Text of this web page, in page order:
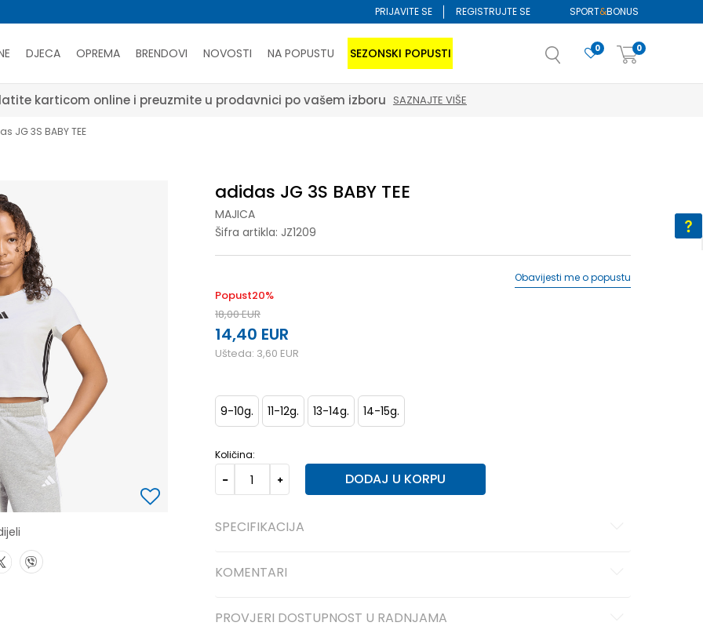
SPORT&BONUS
PRIJAVITE SE REGISTRUJTE SE
DJECA OPREMA BRENDOVI NOVOSTI NA POPUSTU SEZONSKI POPUSTI 0
0
Platite karticom online i preuzmite u prodavnici po vašem izboru SAZNAJTE VIŠE
JG 3S BABY TEE
adidas JG 3S BABY TEE
MAJICA
Šifra artikla: JZ1209
Popust20%
18,00EUR
14,40 EUR
Ušteda: 3,60 EUR
Obavijesti me o popustu
9-10g. 11-12g. 13-14g. 14-15g.
Količina:
DODAJ U KORPU
SPECIFIKACIJA
KOMENTARI
PROVJERI DOSTUPNOST U RADNJAMA